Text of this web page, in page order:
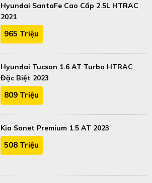
Hyundai SantaFe Cao Cấp 2.5L HTRAC
2021
965 Triệu
Hyundai Tucson 1.6 AT Turbo HTRAC
Đặc Biệt 2023
809 Triệu
Kia Sonet Premium 1.5 AT 2023
508 Triệu